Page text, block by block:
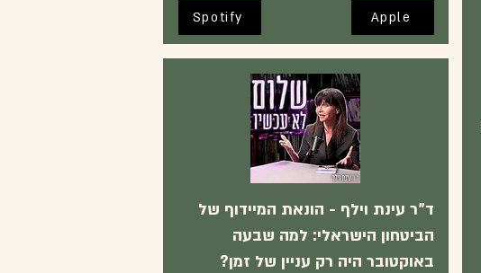
Spotify Apple
ד"ר עינת וילף - הונאת המיידוף של
הביטחון הישראלי: למה שבעה
באוקטובר היה רק עניין של זמן?